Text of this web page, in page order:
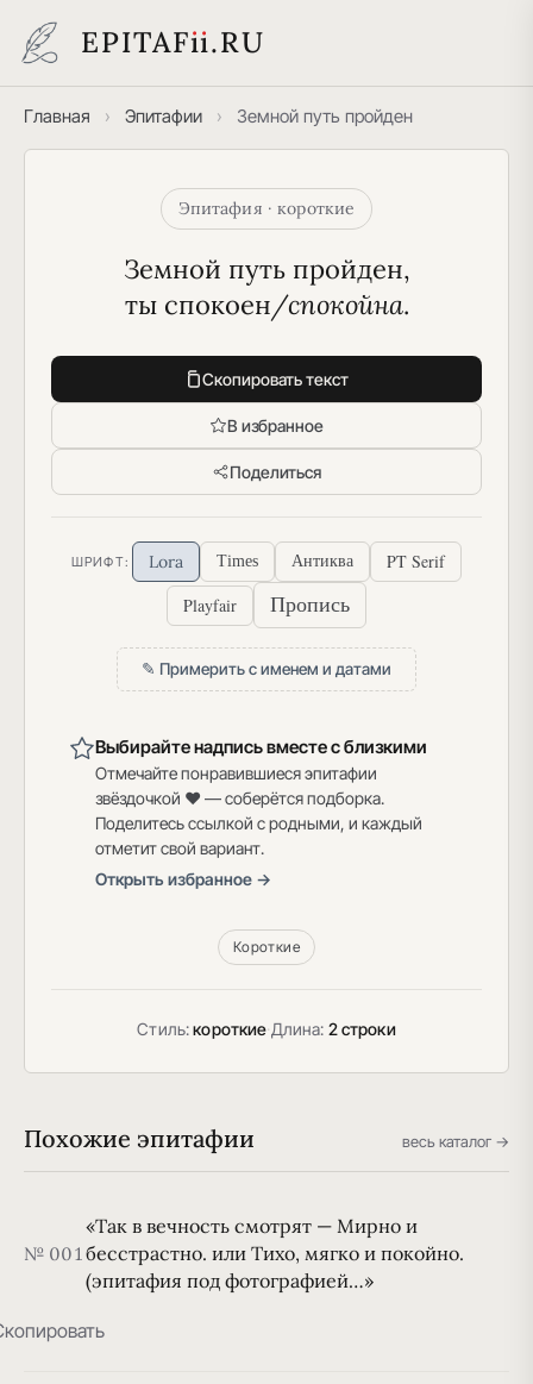
EPITAFii.RU
Главная › Эпитафии › Земной путь пройден
Эпитафия · короткие
Земной путь пройден,
ты спокоен/спокойна.
Скопировать текст
В избранное
Поделиться
ШРИФТ: Lora Times Антиква
PT Serif
Playfair
Пропись
✎ Примерить с именем и датами
Выбирайте надпись вместе с близкими
Отмечайте понравившиеся эпитафии
звёздочкой ♥ — соберётся подборка.
Поделитесь ссылкой с родными, и каждый
отметит свой вариант.
Открыть избранное →
Короткие
Стиль:короткие·Длина: 2 строки
Похожие эпитафии весь каталог →
№ 001
«Так в вечность смотрят — Мирно и
бесстрастно. или Тихо, мягко и покойно.
(эпитафия под фотографией…»